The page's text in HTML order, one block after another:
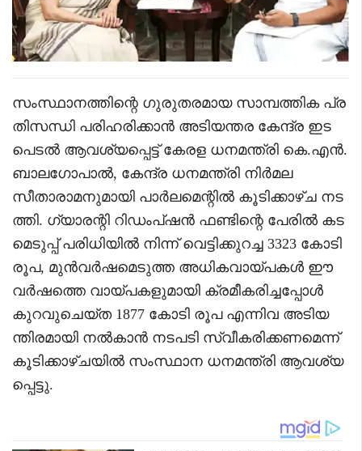
സംസ്ഥാനത്തിന്റെ ഗുരുതരമായ സാമ്പത്തിക പ്ര
തിസന്ധി പരിഹരിക്കാൻ അടിയന്തര കേന്ദ്ര ഇട
പെടൽ ആവശ്യപ്പെട്ട് കേരള ധനമന്ത്രി കെ.എൻ.
ബാലഗോപാൽ, കേന്ദ്ര ധനമന്ത്രി നിർമല
സീതാരാമനുമായി പാർലമെന്റിൽ കൂടിക്കാഴ്ച നട
ത്തി. ഗ്യാരന്റി റിഡംപ്ഷൻ ഫണ്ടിന്റെ പേരിൽ കട
മെടുപ്പ് പരിധിയിൽ നിന്ന് വെട്ടിക്കുറച്ച 3323 കോടി
രൂപ, മുൻവർഷമെടുത്ത അധികവായ്പകൾ ഈ
വർഷത്തെ വായ്പകളുമായി ക്രമീകരിച്ചപ്പോൾ
കുറവുചെയ്ത 1877 കോടി രൂപ എന്നിവ അടിയ
ന്തിരമായി നൽകാൻ നടപടി സ്വീകരിക്കണമെന്ന്
കൂടിക്കാഴ്ചയിൽ സംസ്ഥാന ധനമന്ത്രി ആവശ്യ
പ്പെട്ടു.